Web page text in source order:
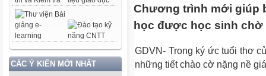
CÁC Ý KIẾN MỚI NHẤT
Chương trình mới giúp
học được học sinh chờ
GDVN- Trong ký ức tuổi thơ
những tiết chào cờ nặng nề